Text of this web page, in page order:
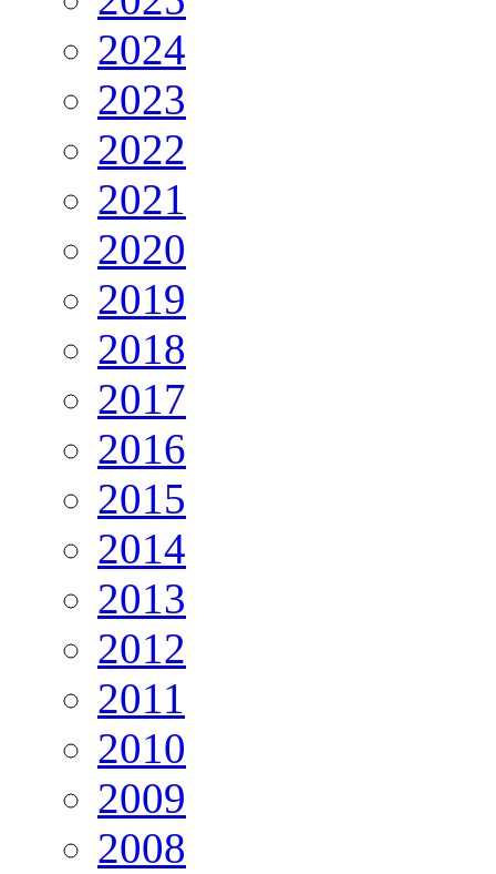
2024
2023
2022
2021
2020
2019
2018
2017
2016
2015
2014
2013
2012
2011
2010
2009
2008